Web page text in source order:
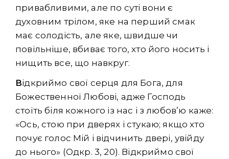
привабливими, але по суті вони є
духовним трілом, яке на перший смак
має солодість, але яке, швидше чи
повільніше, вбиває того, хто його носить і
нищить все, що навкруг.
Відкриймо свої серця для Бога, для
Божественної Любові, адже Господь
стоїть біля кожного із нас і з любов’ю каже:
«Ось, стою при дверях і стукаю; якщо хто
почує голос Мій і відчинить двері, увійду
до нього» (Одкр. 3, 20). Відкриймо свої